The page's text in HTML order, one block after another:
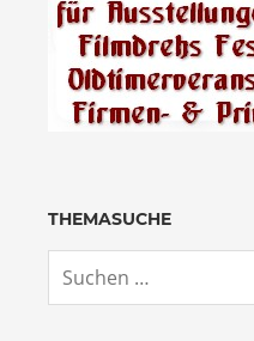
THEMASUCHE